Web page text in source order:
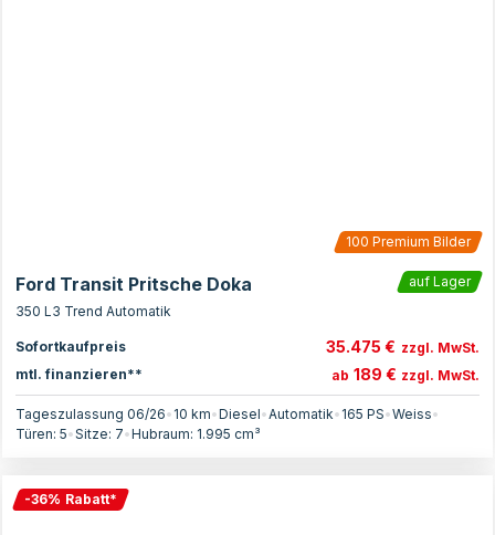
100 Premium Bilder
Ford Transit Pritsche Doka
auf Lager
350 L3 Trend Automatik
Sofortkaufpreis 35.475 € zzgl. MwSt.
mtl. finanzieren**
ab 189 € zzgl. MwSt.
Tageszulassung 06/26• 10 km•Diesel•Automatik• 165 PS•Weiss•
Türen: 5•Sitze: 7•Hubraum: 1.995 cm³
-36% Rabatt*